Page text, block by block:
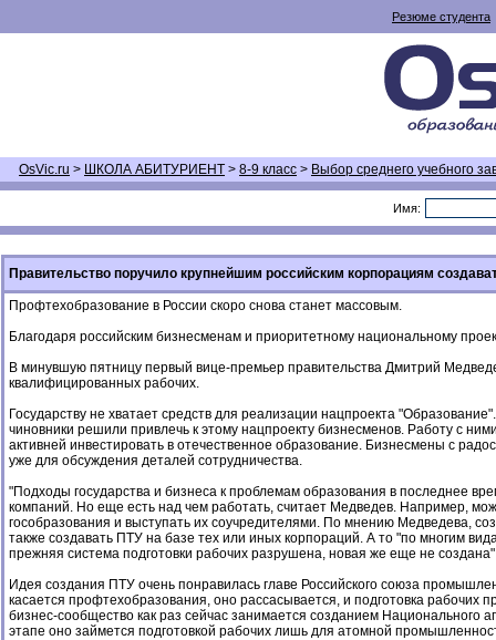
Резюме студента
OsVic.ru > ШКОЛА АБИТУРИЕНТ > 8-9 класс > Выбор среднего учебного
Имя:
Правительство поручило крупнейшим российским корпорациям
Профтехобразование в России скоро снова станет массовым.
Благодаря российским бизнесменам и приоритетному национальному
В минувшую пятницу первый вице-премьер правительства Дмитрий
квалифицированных рабочих.
Государству не хватает средств для реализации нацпроекта
чиновники решили привлечь к этому нацпроекту бизнесменов. Работу с
активней инвестировать в отечественное образование. Бизнесмены с
уже для обсуждения деталей сотрудничества.
"Подходы государства и бизнеса к проблемам образования в последнее
компаний. Но еще есть над чем работать, считает Медведев. Например,
гособразования и выступать их соучредителями. По мнению Медведева,
также создавать ПТУ на базе тех или иных корпораций. А то "по многим
прежняя система подготовки рабочих разрушена, новая же еще не
Идея создания ПТУ очень понравилась главе Российского союза
касается профтехобразования, оно рассасывается, и подготовка
бизнес-сообщество как раз сейчас занимается созданием Национального
этапе оно займется подготовкой рабочих лишь для атомной